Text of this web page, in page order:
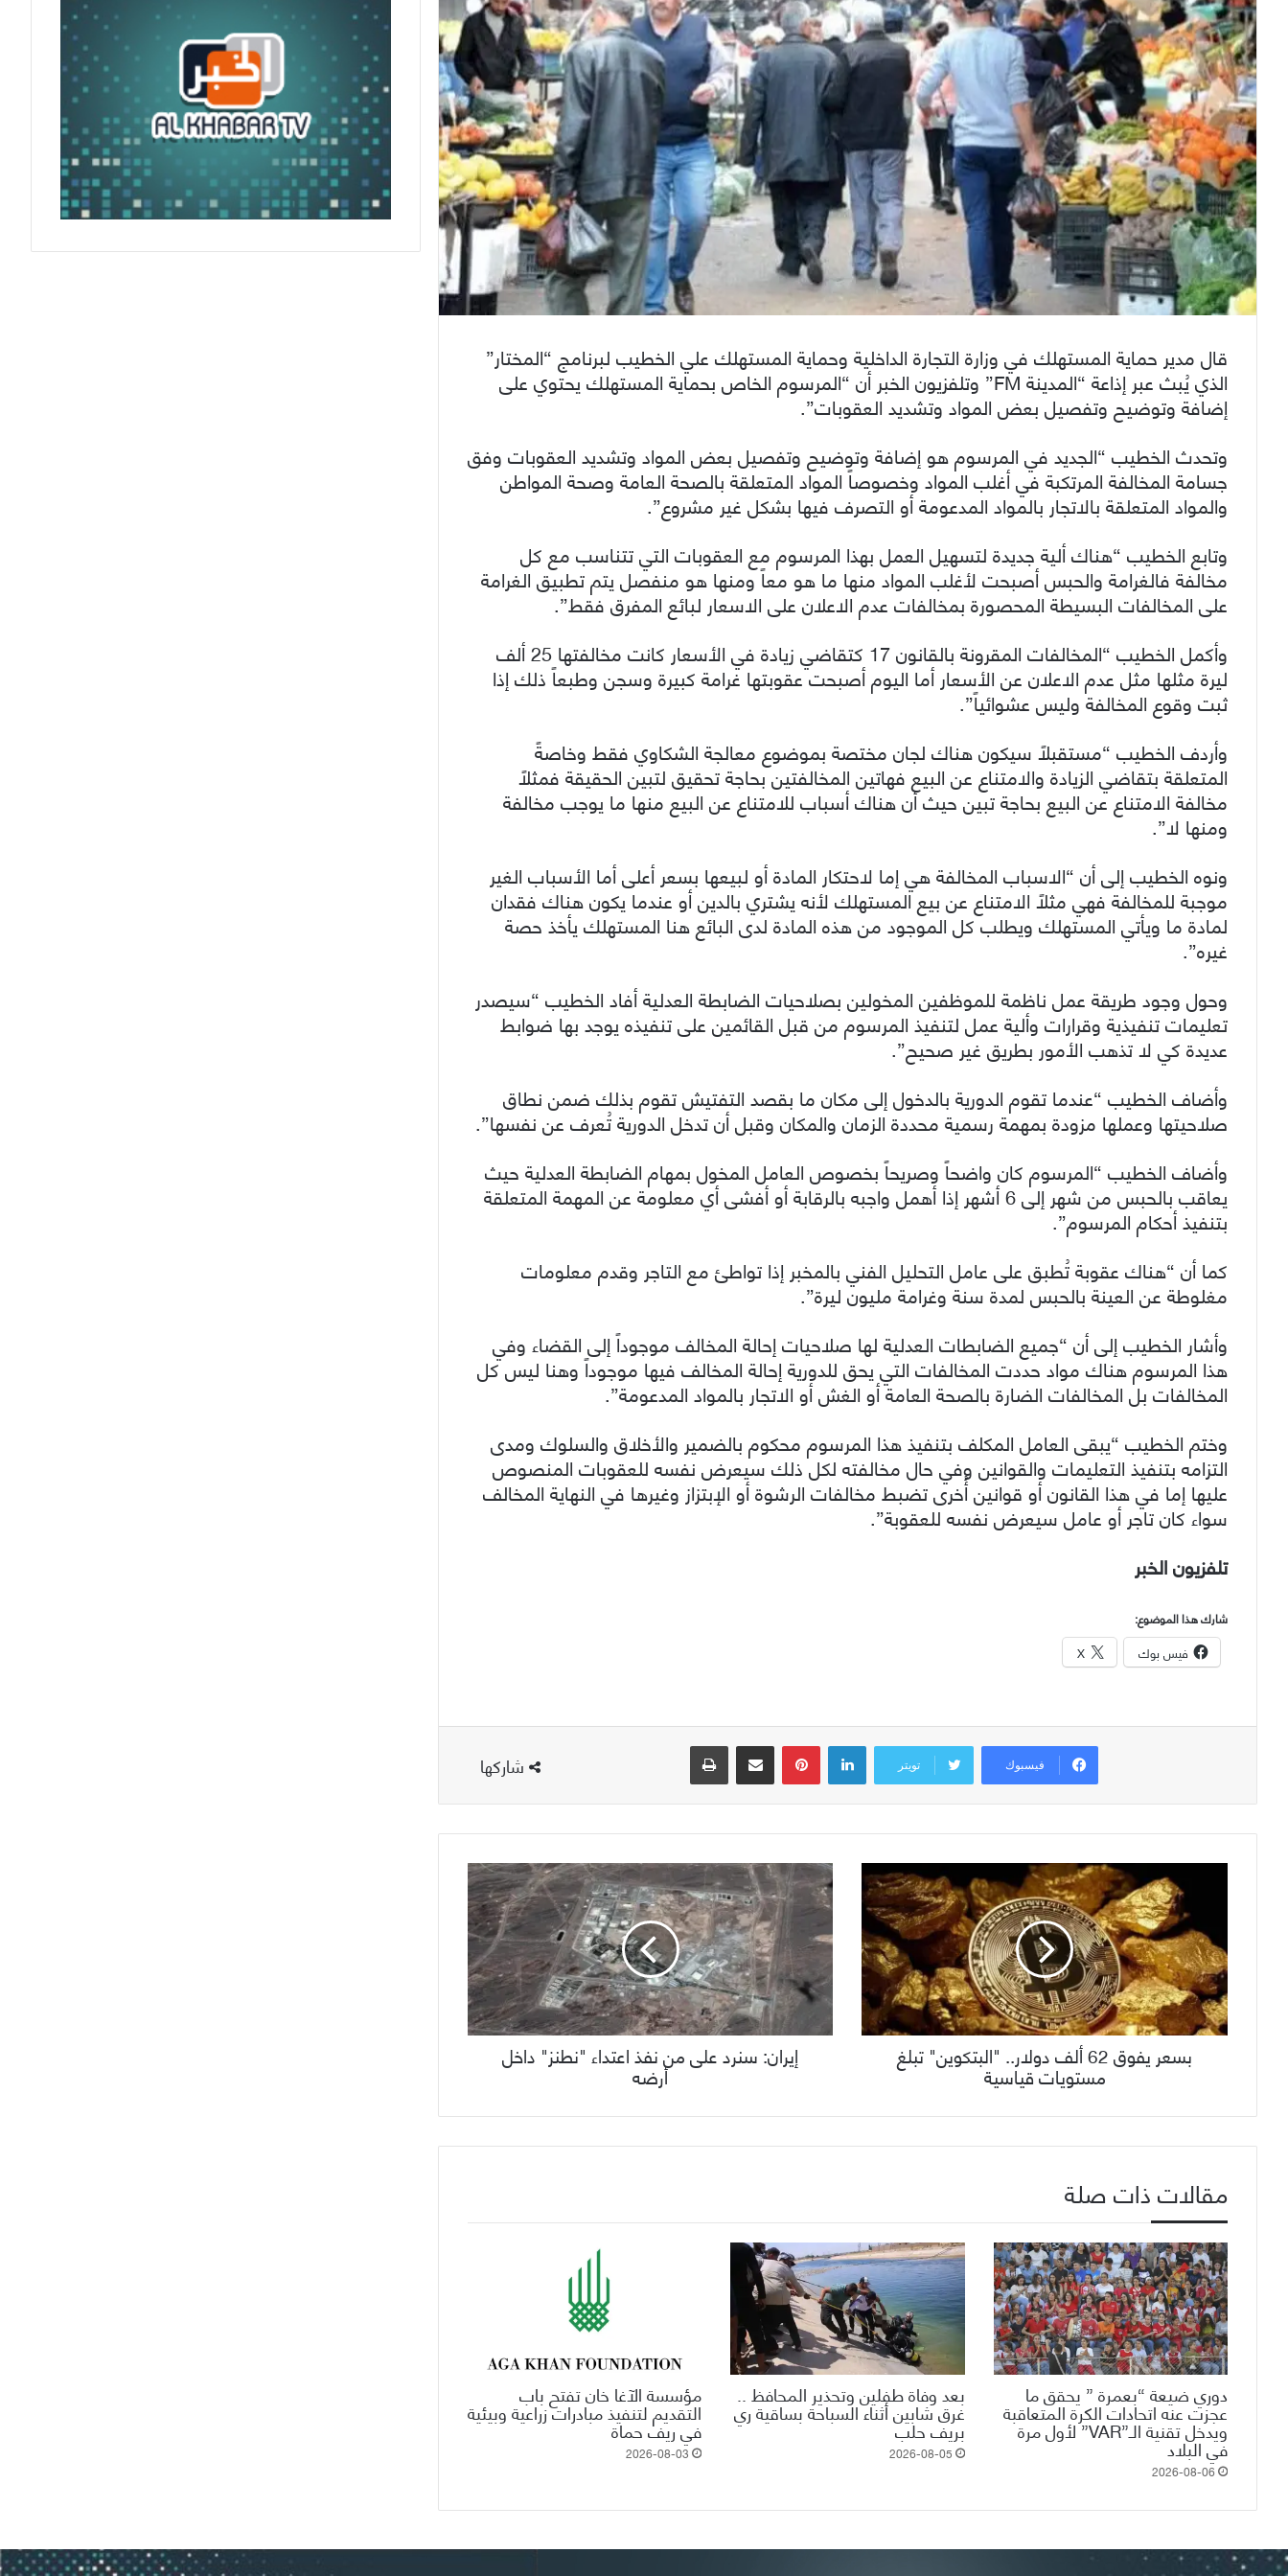
قال مدير حماية المستهلك في وزارة التجارة الداخلية وحماية المستهلك علي الخطيب لبرنامج “المختار”
الذي يُبث عبر إذاعة “المدينة FM” وتلفزيون الخبر أن “المرسوم الخاص بحماية المستهلك يحتوي على
إضافة وتوضيح وتفصيل بعض المواد وتشديد العقوبات”.
وتحدث الخطيب “الجديد في المرسوم هو إضافة وتوضيح وتفصيل بعض المواد وتشديد العقوبات وفق
جسامة المخالفة المرتكبة في أغلب المواد وخصوصاً المواد المتعلقة بالصحة العامة وصحة المواطن
والمواد المتعلقة بالاتجار بالمواد المدعومة أو التصرف فيها بشكل غير مشروع”.
وتابع الخطيب “هناك ألية جديدة لتسهيل العمل بهذا المرسوم مع العقوبات التي تتناسب مع كل
مخالفة فالغرامة والحبس أصبحت لأغلب المواد منها ما هو معاً ومنها هو منفصل يتم تطبيق الغرامة
على المخالفات البسيطة المحصورة بمخالفات عدم الاعلان على الاسعار لبائع المفرق فقط”.
وأكمل الخطيب “المخالفات المقرونة بالقانون 17 كتقاضي زيادة في الأسعار كانت مخالفتها 25 ألف
ليرة مثلها مثل عدم الاعلان عن الأسعار أما اليوم أصبحت عقوبتها غرامة كبيرة وسجن وطبعاً ذلك إذا
ثبت وقوع المخالفة وليس عشوائياً”.
وأردف الخطيب “مستقبلاً سيكون هناك لجان مختصة بموضوع معالجة الشكاوي فقط وخاصةً
المتعلقة بتقاضي الزيادة والامتناع عن البيع فهاتين المخالفتين بحاجة تحقيق لتبين الحقيقة فمثلاً
مخالفة الامتناع عن البيع بحاجة تبين حيث أن هناك أسباب للامتناع عن البيع منها ما يوجب مخالفة
ومنها لا”.
ونوه الخطيب إلى أن “الاسباب المخالفة هي إما لاحتكار المادة أو لبيعها بسعر أعلى أما الأسباب الغير
موجبة للمخالفة فهي مثلاً الامتناع عن بيع المستهلك لأنه يشتري بالدين أو عندما يكون هناك فقدان
لمادة ما ويأتي المستهلك ويطلب كل الموجود من هذه المادة لدى البائع هنا المستهلك يأخذ حصة
غيره”.
وحول وجود طريقة عمل ناظمة للموظفين المخولين بصلاحيات الضابطة العدلية أفاد الخطيب “سيصدر
تعليمات تنفيذية وقرارات وألية عمل لتنفيذ المرسوم من قبل القائمين على تنفيذه يوجد بها ضوابط
عديدة كي لا تذهب الأمور بطريق غير صحيح”.
وأضاف الخطيب “عندما تقوم الدورية بالدخول إلى مكان ما بقصد التفتيش تقوم بذلك ضمن نطاق
صلاحيتها وعملها مزودة بمهمة رسمية محددة الزمان والمكان وقبل أن تدخل الدورية تُعرف عن نفسها”.
وأضاف الخطيب “المرسوم كان واضحاً وصريحاً بخصوص العامل المخول بمهام الضابطة العدلية حيث
يعاقب بالحبس من شهر إلى 6 أشهر إذا أهمل واجبه بالرقابة أو أفشى أي معلومة عن المهمة المتعلقة
بتنفيذ أحكام المرسوم”.
كما أن “هناك عقوبة تُطبق على عامل التحليل الفني بالمخبر إذا تواطئ مع التاجر وقدم معلومات
مغلوطة عن العينة بالحبس لمدة سنة وغرامة مليون ليرة”.
وأشار الخطيب إلى أن “جميع الضابطات العدلية لها صلاحيات إحالة المخالف موجوداً إلى القضاء وفي
هذا المرسوم هناك مواد حددت المخالفات التي يحق للدورية إحالة المخالف فيها موجوداً وهنا ليس كل
المخالفات بل المخالفات الضارة بالصحة العامة أو الغش أو الاتجار بالمواد المدعومة”.
وختم الخطيب “يبقى العامل المكلف بتنفيذ هذا المرسوم محكوم بالضمير والأخلاق والسلوك ومدى
التزامه بتنفيذ التعليمات والقوانين وفي حال مخالفته لكل ذلك سيعرض نفسه للعقوبات المنصوص
عليها إما في هذا القانون أو قوانين أُخرى تضبط مخالفات الرشوة أو الإبتزاز وغيرها في النهاية المخالف
سواء كان تاجر أو عامل سيعرض نفسه للعقوبة”.
تلفزيون الخبر
شارك هذا الموضوع:
فيس بوك X
شاركها فيسبوك تويتر
لينكدإن بينتيريست مشاركة عبر البريد طباعة
بسعر يفوق 62 ألف دولار.. "البتكوين" تبلغ
مستويات قياسية
إيران: سنرد على من نفذ اعتداء "نطنز" داخل
أرضه
مقالات ذات صلة
دوري ضيعة “بعمرة ” يحقق ما
عجزت عنه اتحادات الكرة المتعاقبة
ويدخل تقنية الـ”VAR” لأول مرة
في البلاد
2026-08-06
بعد وفاة طفلين وتحذير المحافظ ..
غرق شابين أثناء السباحة بساقية ري
بريف حلب
2026-08-05
مؤسسة الآغا خان تفتح باب
التقديم لتنفيذ مبادرات زراعية وبيئية
في ريف حماة
2026-08-03